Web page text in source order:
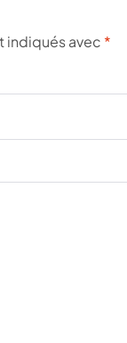
indiqués avec *